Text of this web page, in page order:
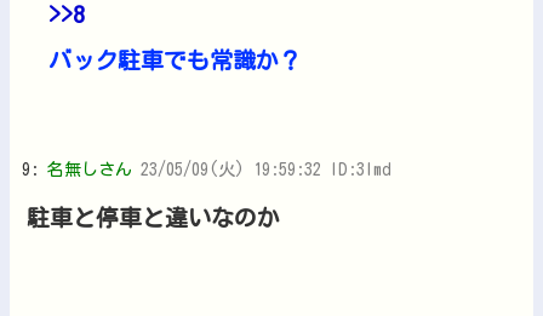
>>8
バック駐車でも常識か？
9: 名無しさん 23/05/09(火) 19:59:32 ID:3lmd
駐車と停車と違いなのか